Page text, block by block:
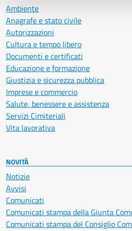
Ambiente
Anagrafe e stato civile
Autorizzazioni
Cultura e tempo libero
Documenti e certificati
Educazione e formazione
Giustizia e sicurezza pubblica
Imprese e commercio
Salute, benessere e assistenza
Servizi Cimiteriali
Vita lavorativa
NOVITÀ
Notizie
Avvisi
Comunicati
Comunicati stampa della Giunta
Comunicati stampa del Consiglio